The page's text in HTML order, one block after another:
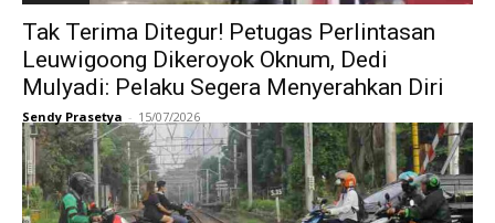
Tak Terima Ditegur! Petugas Perlintasan
Leuwigoong Dikeroyok Oknum, Dedi
Mulyadi: Pelaku Segera Menyerahkan Diri
Sendy Prasetya - 15/07/2026